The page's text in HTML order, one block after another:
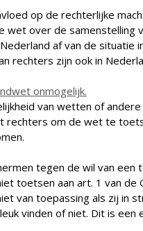
op de rechterlijke
wet over de
af van de situatie
rechters zijn ook in
onmogelijk.
van wetten of
om de wet te
tegen de wil van
toetsen aan art. 1 van
van toepassing als zij in
vinden of niet. Dit is